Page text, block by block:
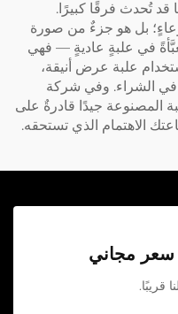
تُحدث فرقًا كبيرًا.
بل هو جزءٌ من صورة
في علبةٍ عاديةٍ — فهي
علبة عرض أنيقة،
في الشراء. وفي شركة
المصنوعة جيدًا قادرةٌ على
الاهتمام الذي تستحقه.
مجاني
قريبًا.